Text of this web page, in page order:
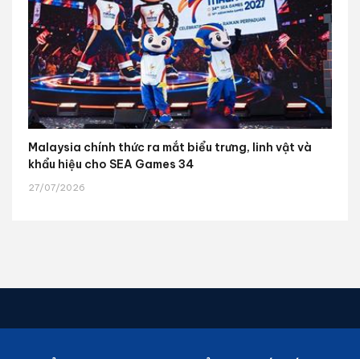
Malaysia chính thức ra mắt biểu trưng, linh vật và
khẩu hiệu cho SEA Games 34
27/07/2026